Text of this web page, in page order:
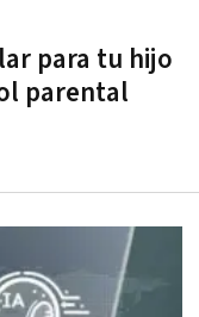
para tu hijo
parental